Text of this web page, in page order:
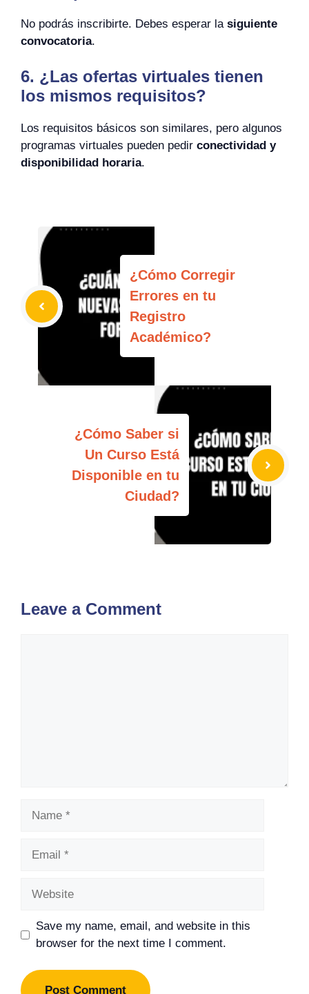
No podrás inscribirte. Debes esperar la siguiente
convocatoria.
6. ¿Las ofertas virtuales tienen
los mismos requisitos?
Los requisitos básicos son similares, pero algunos
programas virtuales pueden pedir conectividad y
disponibilidad horaria.
¿Cómo Corregir
Errores en tu
Registro
Académico?
¿Cómo Saber si
Un Curso Está
Disponible en tu
Ciudad?
Leave a Comment
Save my name, email, and website in this
browser for the next time I comment.